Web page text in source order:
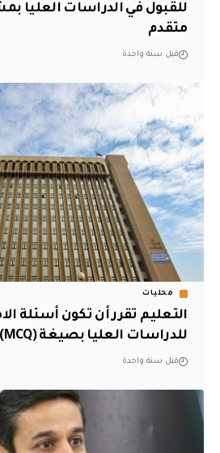
متقدم
قبل سنة واحدة
محليات
التعليم تقرر أن تكون أسئلة
للدراسات العليا بصيغة (MCQ) بنسبة 100%
قبل سنة واحدة